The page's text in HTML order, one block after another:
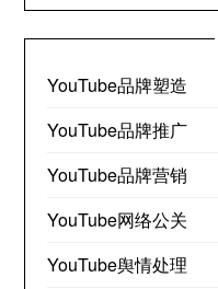
YouTube品牌塑造
YouTube品牌推广
YouTube品牌营销
YouTube网络公关
YouTube舆情处理